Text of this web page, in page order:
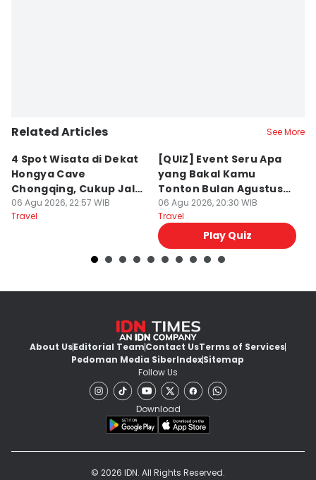
Related Articles See More
4 Spot Wisata di Dekat
Hongya Cave
Chongqing, Cukup Jalan
Kaki!
06 Agu 2026, 22:57 WIB
Travel
[QUIZ] Event Seru Apa
yang Bakal Kamu
Tonton Bulan Agustus
2026 Ini?
06 Agu 2026, 20:30 WIB
Travel
Play Quiz
About UsEditorial TeamContact UsTerms of Services
Pedoman Media SiberIndexSitemap
Follow Us
Download
© 2026 IDN. All Rights Reserved.